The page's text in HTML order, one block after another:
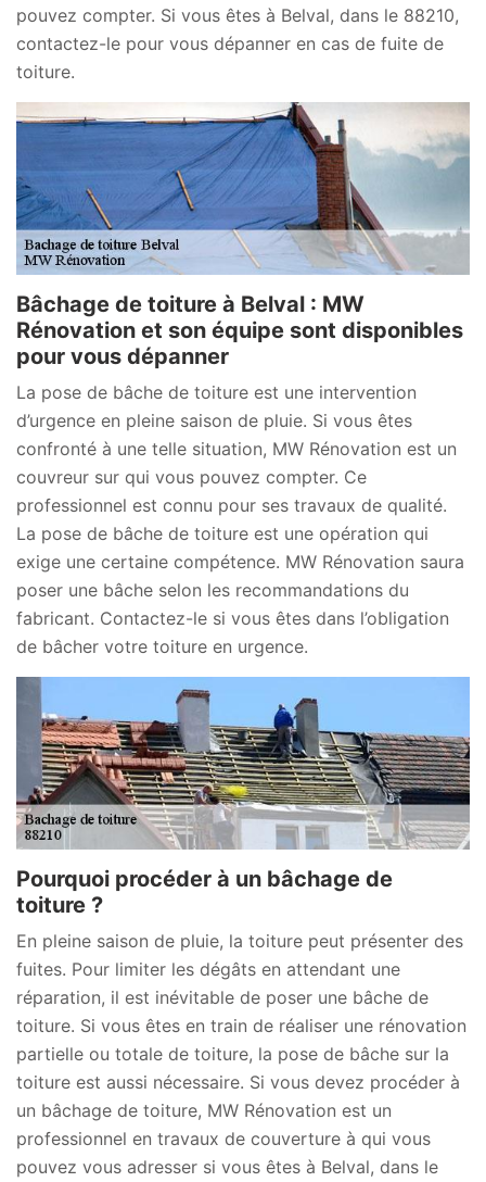
pouvez compter. Si vous êtes à Belval, dans le 88210,
contactez-le pour vous dépanner en cas de fuite de
toiture.
Bâchage de toiture à Belval : MW
Rénovation et son équipe sont disponibles
pour vous dépanner
La pose de bâche de toiture est une intervention
d’urgence en pleine saison de pluie. Si vous êtes
confronté à une telle situation, MW Rénovation est un
couvreur sur qui vous pouvez compter. Ce
professionnel est connu pour ses travaux de qualité.
La pose de bâche de toiture est une opération qui
exige une certaine compétence. MW Rénovation saura
poser une bâche selon les recommandations du
fabricant. Contactez-le si vous êtes dans l’obligation
de bâcher votre toiture en urgence.
Pourquoi procéder à un bâchage de
toiture ?
En pleine saison de pluie, la toiture peut présenter des
fuites. Pour limiter les dégâts en attendant une
réparation, il est inévitable de poser une bâche de
toiture. Si vous êtes en train de réaliser une rénovation
partielle ou totale de toiture, la pose de bâche sur la
toiture est aussi nécessaire. Si vous devez procéder à
un bâchage de toiture, MW Rénovation est un
professionnel en travaux de couverture à qui vous
pouvez vous adresser si vous êtes à Belval, dans le